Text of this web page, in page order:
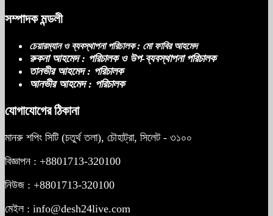
সম্পাদক মন্ডলী
চেয়ারম্যান ও ব্যবস্থাপনা পরিচালক : মো ফাবির আহমেদ
রুকনা আহমেদ : পরিচালক ও উপ-ব্যবস্থাপনা পরিচালক
তানভীর আহমেদ : পরিচালক
আনভীর আহমেদ : পরিচালক
যোগাযোগের ঠিকানা
মানরু শপিং সিটি (চতুর্থ তলা), চৌহাট্রা, সিলেট - ৩১০০
বিজ্ঞাপন : +8801713-320100
নিউজ : +8801713-320100
মেইল : info@desh24live.com